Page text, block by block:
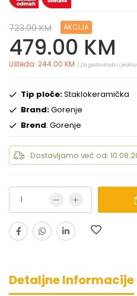
723.00 KM AKCIJA
479.00 KM
Ušteda: 244.00 KM ( Za gotovinsko i
Tip ploče:Staklokeramička
Brand:Gorenje
Brend: Gorenje
Dostavljamo već od:
Detaljne Informacije